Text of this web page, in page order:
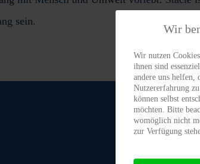
sein.
Wir
Wir nutzen
ihnen sind
andere uns helfen,
Nutzererfahrung
können selbst
möchten. Bitte
womöglich nicht
zur Verfügung